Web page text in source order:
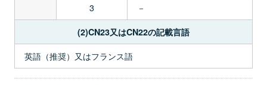
3
－
(2)CN23又はCN22の記載言語
英語（推奨）又はフランス語